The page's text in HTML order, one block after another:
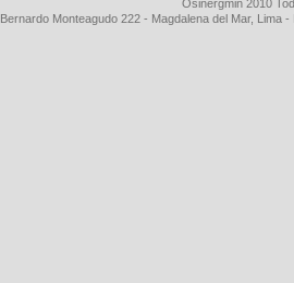
Osinergmin 2010
Bernardo Monteagudo 222 - Magdalena del Mar, Lima